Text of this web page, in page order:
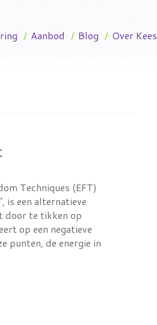
/ Aanbod / Blog / Over Kees
Techniques (EFT)
is een alternatieve
door te tikken op
op een negatieve
punten, de energie in